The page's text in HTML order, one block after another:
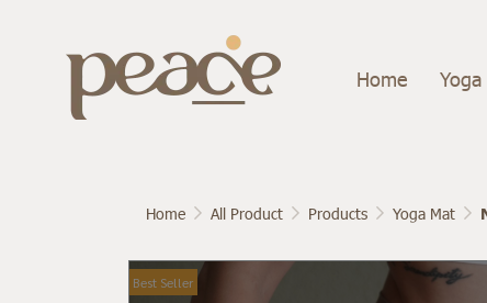
Home
Home All Product Products Yoga Mat
Best Seller